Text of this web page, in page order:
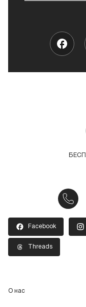
Facebook
Threads
О нас